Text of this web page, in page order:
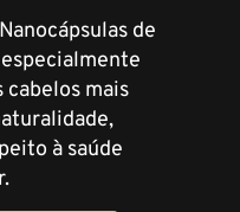
de
cabelos mais
à saúde